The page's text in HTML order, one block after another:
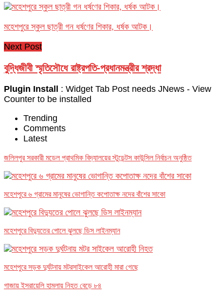
মহেশপুরে স্কুল ছাত্রী গন ধর্ষণের শিকার, ধর্ষক আটক।
Next Post
বুদ্ধিজীবী স্মৃতিসৌধে রাষ্ট্রপতি-প্রধানমন্ত্রীর শ্রদ্ধা
Plugin Install
: Widget Tab Post needs JNews - View
Counter to be installed
Trending
Comments
Latest
জলিলপুর সরকারী মডেল প্রাথমিক বিদ্যালয়ের স্টুডেন্টস কাউন্সিল নির্বাচন অনুষ্ঠিত
মহেশপুরে ৬ গ্রামের মানুষের ভোগান্তি কপোতাক্ষ নদের বাঁশের সাকো
মহেশপুরে বিদ্যুতের পোলে ঝুলছে ডিস লাইনম্যান
মহেশপুরে সড়ক দুর্ঘটনায় মটরসাইকেল আরোহী মারা গেছে
গাজায় ইসরায়েলি হামলায় নিহত বেড়ে ৮৪